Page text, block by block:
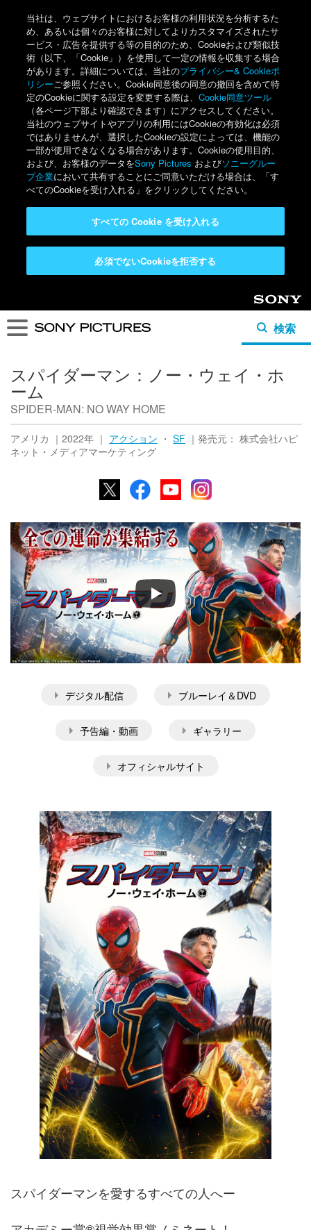
当社は、ウェブサイトにおけるお客様の利用状況を分析するた
め、あるいは個々のお客様に対してよりカスタマイズされたサ
ービス・広告を提供する等の目的のため、Cookieおよび類似技
術（以下、「Cookie」）を使用して一定の情報を収集する場合
があります。詳細については、当社のプライバシー& Cookieポ
リシーご参照ください。Cookie同意後の同意の撤回を含めて特
定のCookieに関する設定を変更する際は、Cookie同意ツール
（各ページ下部より確認できます）にアクセスしてください。
当社のウェブサイトやアプリの利用にはCookieの有効化は必須
ではありませんが、選択したCookieの設定によっては、機能の
一部が使用できなくなる場合があります。Cookieの使用目的、
および、お客様のデータをSony Pictures およびソニーグルー
プ企業において共有することにご同意いただける場合は、「す
べてのCookieを受け入れる」をクリックしてください。
必須でないCookieを拒否する
すべての Cookie を受け入れる
Sony
検索
スパイダーマン：ノー・ウェイ・ホ
ーム
SPIDER-MAN: NO WAY HOME
アメリカ ｜2022年 ｜ アクション ・ SF ｜発売元： 株式会社ハピ
ネット・メディアマーケティング
X FacebookYouTubeInstagram
デジタル配信 ブルーレイ＆DVD
予告編・動画 ギャラリー
オフィシャルサイト
スパイダーマンを愛するすべての人へー